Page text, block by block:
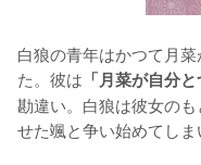
白狼の青年はかつて月
た。彼は 「月菜が自分
勘違い。白狼は彼女の
せた颯と争い始めてしま